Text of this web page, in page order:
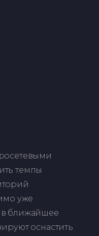
темпы
уже
ближайшее
оснастить